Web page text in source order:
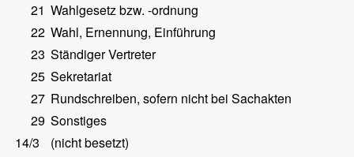
21 Wahlgesetz bzw. -ordnung
22 Wahl, Ernennung, Einführung
23 Ständiger Vertreter
25 Sekretariat
27 Rundschreiben, sofern nicht bei Sachakten
29 Sonstiges
14/3
(nicht besetzt)